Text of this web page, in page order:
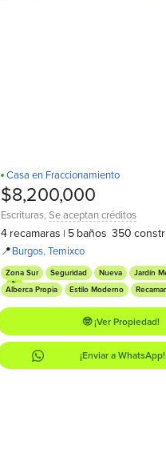
Un Nivel
Recamara en PB
¡Estrena!
Casa en Fraccionamiento
$8,200,000
Escrituras,Se aceptan créditos
4 recamaras | 5 baños 350
📍Burgos,Temixco
Zona Sur Seguridad Nueva
Jardín
Alberca Propia
Estilo Moderno
🤓 ¡Ver Propiedad!
¡Enviar a WhatsApp!